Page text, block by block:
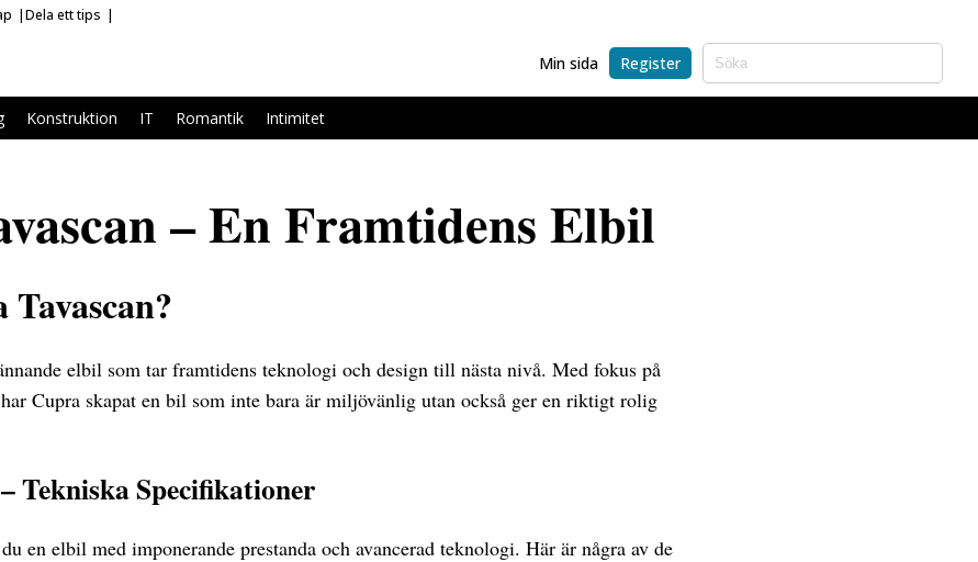
Dela ett tips
Min sida Register
Konstruktion IT Romantik Intimitet
– En Framtidens Elbil
elbil som tar framtidens teknologi och design till nästa nivå. Med fokus på
Cupra skapat en bil som inte bara är miljövänlig utan också ger en riktigt rolig
Tekniska Specifikationer
en elbil med imponerande prestanda och avancerad teknologi. Här är några av de